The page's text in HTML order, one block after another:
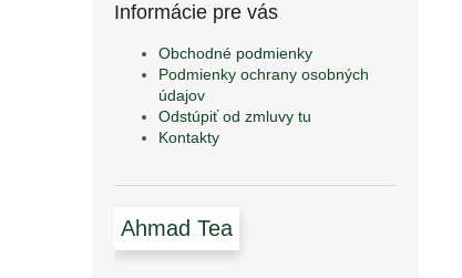
Informácie pre vás
Obchodné podmienky
Podmienky ochrany osobných
údajov
Odstúpiť od zmluvy tu
Kontakty
Ahmad Tea